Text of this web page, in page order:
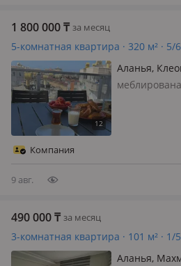
1 800 000₸ за месяц
5-комнатная квартира · 320 м² · 5/
Аланья,
Компания
9 авг.
490 000₸ за месяц
3-комнатная квартира · 101 м² · 1/
Аланья,